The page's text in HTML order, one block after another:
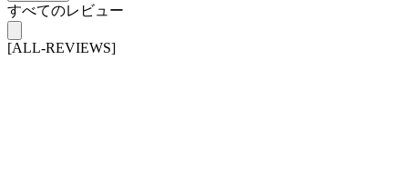
すべてのレビュー
[ALL-REVIEWS]